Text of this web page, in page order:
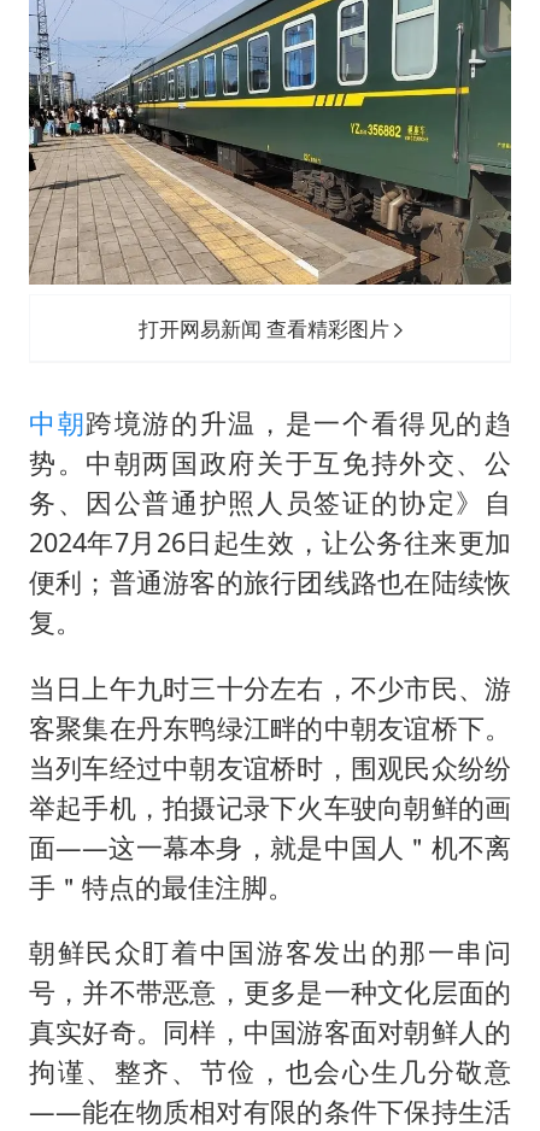
打开网易新闻 查看精彩图片
中朝跨境游的升温，是一个看得见的趋
势。中朝两国政府关于互免持外交、公
务、因公普通护照人员签证的协定》自
2024年7月26日起生效，让公务往来更加
便利；普通游客的旅行团线路也在陆续恢
复。
当日上午九时三十分左右，不少市民、游
客聚集在丹东鸭绿江畔的中朝友谊桥下。
当列车经过中朝友谊桥时，围观民众纷纷
举起手机，拍摄记录下火车驶向朝鲜的画
面——这一幕本身，就是中国人＂机不离
手＂特点的最佳注脚。
朝鲜民众盯着中国游客发出的那一串问
号，并不带恶意，更多是一种文化层面的
真实好奇。同样，中国游客面对朝鲜人的
拘谨、整齐、节俭，也会心生几分敬意
——能在物质相对有限的条件下保持生活